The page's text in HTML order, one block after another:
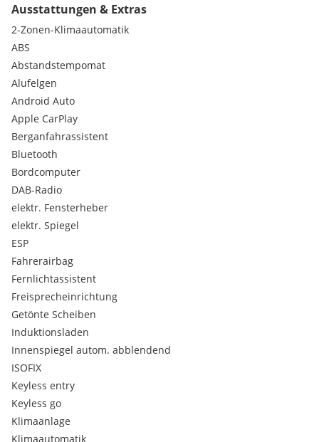
Automatisches Abblendlicht
Opel Connect
Solar Protect Wärmeschutverglasung, im Fond, stark getönt
Leselampen vorne und hinten
Kindersicherung in den hinteren Türen, manuell
Sonnenblende mit Make-Up Spiegel, Fahrer und Beifahrer
Stoßfänger, vorne und hinten in Wagenfarbe
Innenrückspiegel, manuell abblendbar
Lenkrad aus veganem Kunstleder, unten abgeflacht
Rücksitzlehne im Verhältnis 60:40 geteilt umklappbar
Taschen an den Vordersitzen
6-Gang-Schaltgetriebe
Reifendruckverlust - Warnung
Ambient Licht
Erweiterter Verkehrsschilderkennung
Aluminium- Sportpedale
Dach in Schwarz
Schlüsselloses Startsystem "Keyless Start"
2-Wege-Kopfstützen, vorne und 3. Kopfstütze hinten
2 Zündschlüssel, beider mit Funkfernbedienung und
klappbar
Dekorleisten Litosphere
Frontkolissionswarner mit automatischer
Gefahrenbremsung sowie Fußgänger- und
Radfahrererkennung
Opel-Blitz vorn und hinten Schwarz, Modellname hinten
Schwarz mittig
Stoff/Premium-Lederoptik "Fokus", schwarz
Ausstattungen & Extras
2-Zonen-Klimaautomatik
ABS
Abstandstempomat
Alufelgen
Android Auto
Apple CarPlay
Berganfahrassistent
Bluetooth
Bordcomputer
DAB-Radio
elektr. Fensterheber
elektr. Spiegel
ESP
Fahrerairbag
Fernlichtassistent
Freisprecheinrichtung
Getönte Scheiben
Induktionsladen
Innenspiegel autom. abblendend
ISOFIX
Keyless entry
Keyless go
Klimaanlage
Klimaautomatik